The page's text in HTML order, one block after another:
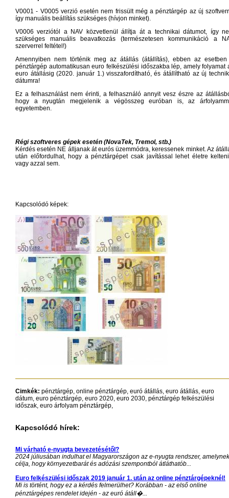
V0001 - V0005 verzió esetén nem frissült még a pénztárgép az új
így manuális beállítás szükséges (hívjon minket).
V0006 verziótól a NAV közvetlenül állítja át a technikai dátumot, így
szükséges manuális beavatkozás (természetesen kommunikáció a
szerverrel feltétel!)
Amennyiben nem történik meg az átállás (átállítás), ebben az
pénztárgép automatikusan euro felkészülési időszakba lép, amely folyamat
euro átállásig (2020. január 1.) visszafordítható, és átállítható az új
dátumra!
Ez a felhasználást nem érinti, a felhasználó annyit vesz észre az
hogy a nyugtán megjelenik a végösszeg euróban is, az
egyetemben.
Régi szoftveres gépek esetén (NovaTek, Tremol, stb.)
Kérdés esetén NE álljanak át eurós üzemmódra, keressenek minket. Az
után előfordulhat, hogy a pénztárgépet csak javítással lehet életre
vagy azzal sem.
Kapcsolódó képek:
Cimkék: pénztárgép, online pénztárgép, euró átállás, euro átállás, euro
dátum, euro pénztárgép, euro 2020, euro 2030, pénztárgép felkészülési
időszak, euro árfolyam pénztárgép,
Kapcsolódó hírek:
Mi várható e-nyugta bevezetésétől?
2024 júliusában indulhat el Magyarországon az e-nyugta rendszer, amelynek
célja, hogy környezetbarát és adózási szempontból átláthatób...
Euro felkészülési időszak 2019 január 1. után az online pénztárgépeknél!
Mi is történt, hogy ez a kérdés felmerülhet? Korábban - az első online
pénztárgépes rendelet idején - az euró átáll�...